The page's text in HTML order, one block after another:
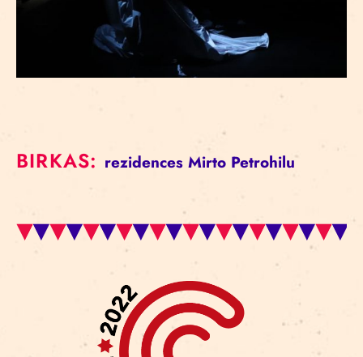
BIRKAS: rezidences Mirto Petrohilu